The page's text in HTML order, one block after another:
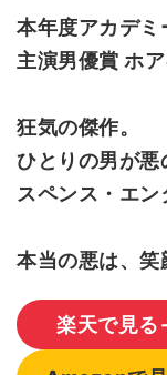
本年度アカデミ
主演男優賞 ホ
狂気の傑作。
ひとりの男が悪
スペンス・エ
本当の悪は、笑
楽天で見